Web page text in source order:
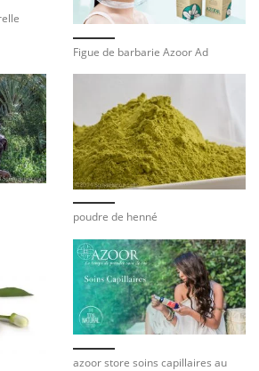
Figue de barbarie Azoor Ad
poudre de henné
azoor store soins capillaires au